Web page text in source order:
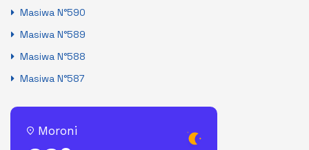
Masiwa N°590
Masiwa N°589
Masiwa N°588
Masiwa N°587
Moroni